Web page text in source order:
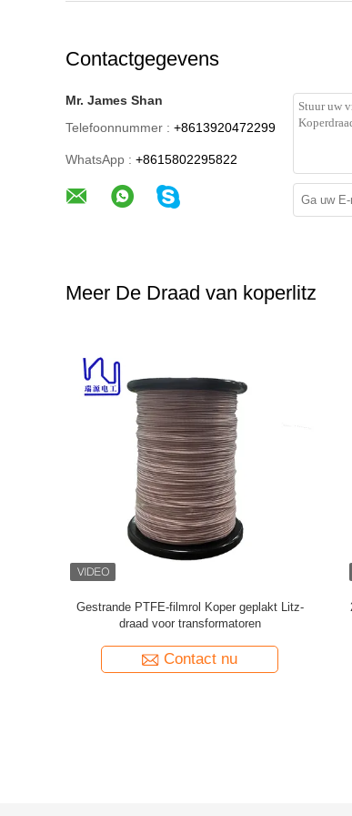
Contactgegevens
Mr. James Shan
Telefoonnummer : +8613920472299
WhatsApp : +8615802295822
Meer De Draad van koperlitz
Aangepaste Litz-draad 0,03 mm x 600/2000
Kapton getapete koperen Litz-draad
Contact nu